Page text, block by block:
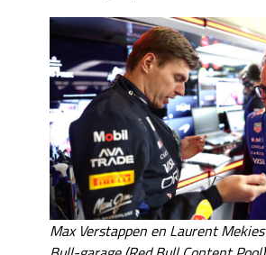
Max Verstappen en Laurent